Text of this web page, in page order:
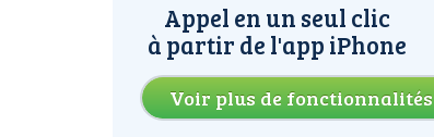
Appel en un seul clic
à partir de l'app iPhone
Voir plus de fonctionnalités